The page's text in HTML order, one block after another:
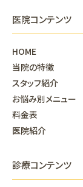
医院コンテンツ
HOME
当院の特徴
スタッフ紹介
お悩み別メニュー
料金表
医院紹介
診療コンテンツ